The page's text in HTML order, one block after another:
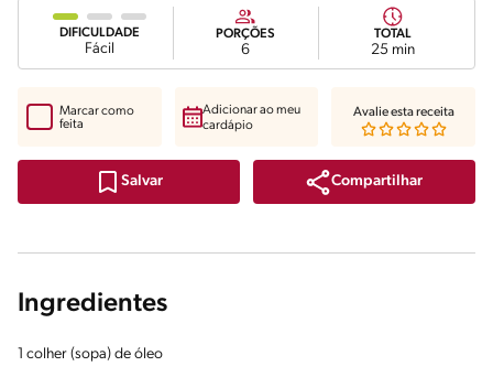
DIFICULDADE
Fácil
PORÇÕES
6
TOTAL
25 min
Salvar Compartilhar
Marcar como
feita
Adicionar ao meu
cardápio
Avalie esta receita
Ingredientes
1 colher (sopa) de óleo